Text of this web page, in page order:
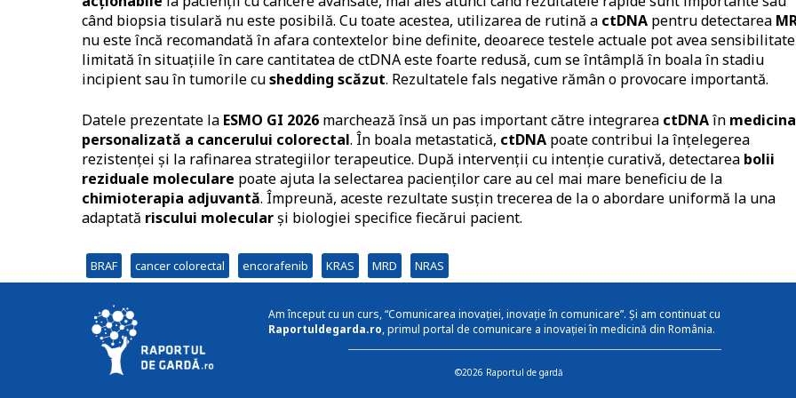
când biopsia tisulară nu este posibilă. Cu toate acestea, utilizarea de rutină a ctDNA pentru detectarea
nu este încă recomandată în afara contextelor bine definite, deoarece testele actuale pot avea sensibilitate
limitată în situațiile în care cantitatea de ctDNA este foarte redusă, cum se întâmplă în boala în stadiu
incipient sau în tumorile cushedding scăzut. Rezultatele fals negative rămân o provocare importantă.
Datele prezentate la ESMO GI 2026 marchează însă un pas important către integrarea ctDNAîn medicina
personalizată a cancerului colorectal. În boala metastatică, ctDNA poate contribui la înțelegerea
rezistenței și la rafinarea strategiilor terapeutice. După intervenții cu intenție curativă, detectarea bolii
reziduale moleculare poate ajuta la selectarea pacienților care au cel mai mare beneficiu de la
chimioterapia adjuvantă. Împreună, aceste rezultate susțin trecerea de la o abordare uniformă la una
adaptată riscului molecularși biologiei specifice fiecărui pacient.
BRAF cancer colorectal encorafenib KRAS MRD NRAS
Am început cu un curs, “Comunicarea inovației, inovație în comunicare”. Și am continuat cu
Raportuldegarda.ro, primul portal de comunicare a inovației în medicină din România.
©2026 Raportul de gardă